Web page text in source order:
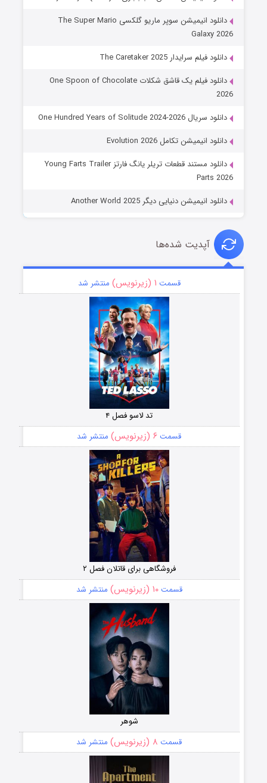
دانلود انیمیشن سوپر ماریو گلکسی The Super Mario
Galaxy 2026
دانلود فیلم سرایدار The Caretaker 2025
دانلود فیلم یک قاشق شکلات One Spoon of Chocolate
2026
دانلود سریال One Hundred Years of Solitude 2024-2026
دانلود انیمیشن تکامل Evolution 2026
دانلود مستند قطعات تریلر یانگ فارتز Young Farts Trailer
Parts 2026
دانلود انیمیشن دنیایی دیگر Another World 2025
آپدیت شده‌ها
قسمت ۱ (زیرنویس) منتشر شد
تد لاسو فصل ۴
قسمت ۶ (زیرنویس) منتشر شد
فروشگاهی برای قاتلان فصل ۲
قسمت۱۰ (زیرنویس) منتشر شد
شوهر
قسمت ۸ (زیرنویس) منتشر شد